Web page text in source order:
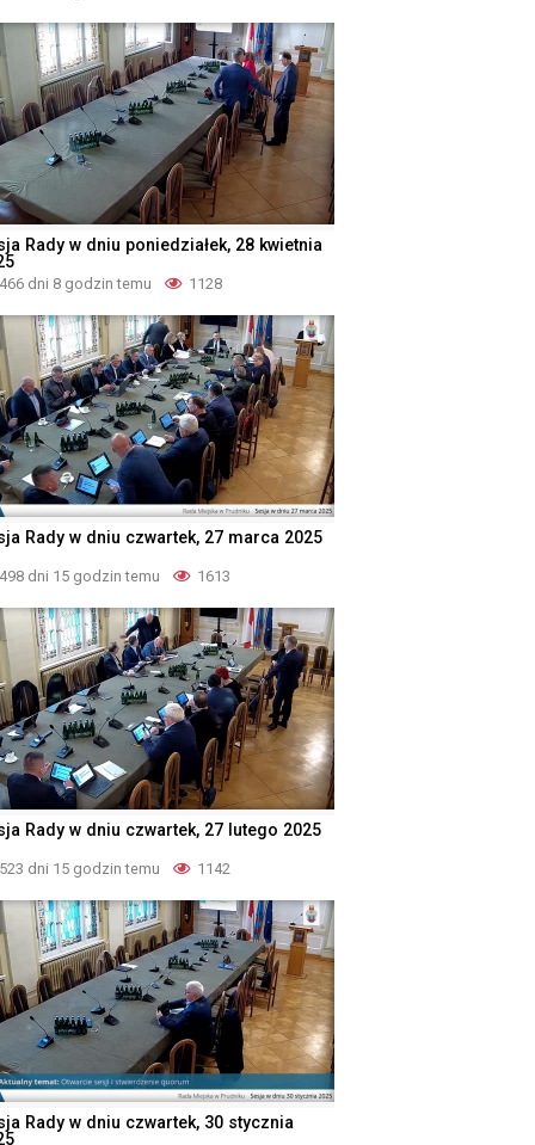
Rady w dniu poniedziałek, 28 kwietnia
466 dni 8 godzin temu 1128
Rady w dniu czwartek, 27 marca 2025
498 dni 15 godzin temu 1613
Rady w dniu czwartek, 27 lutego 2025
523 dni 15 godzin temu 1142
Rady w dniu czwartek, 30 stycznia